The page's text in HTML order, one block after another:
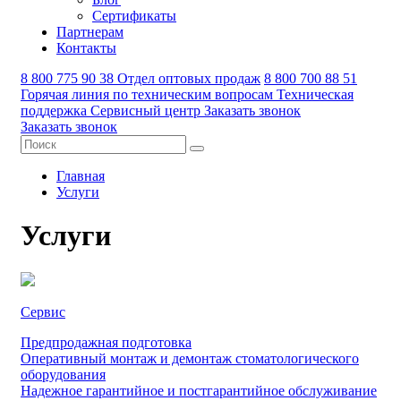
Сертификаты
Партнерам
Контакты
8 800 775 90 38 Отдел оптовых продаж 8 800 700 88 51
Горячая линия по техническим вопросам Техническая
поддержка Сервисный центр Заказать звонок
Заказать звонок
Главная
Услуги
Услуги
Сервис
Предпродажная подготовка
Оперативный монтаж и демонтаж стоматологического
оборудования
Надежное гарантийное и постгарантийное обслуживание